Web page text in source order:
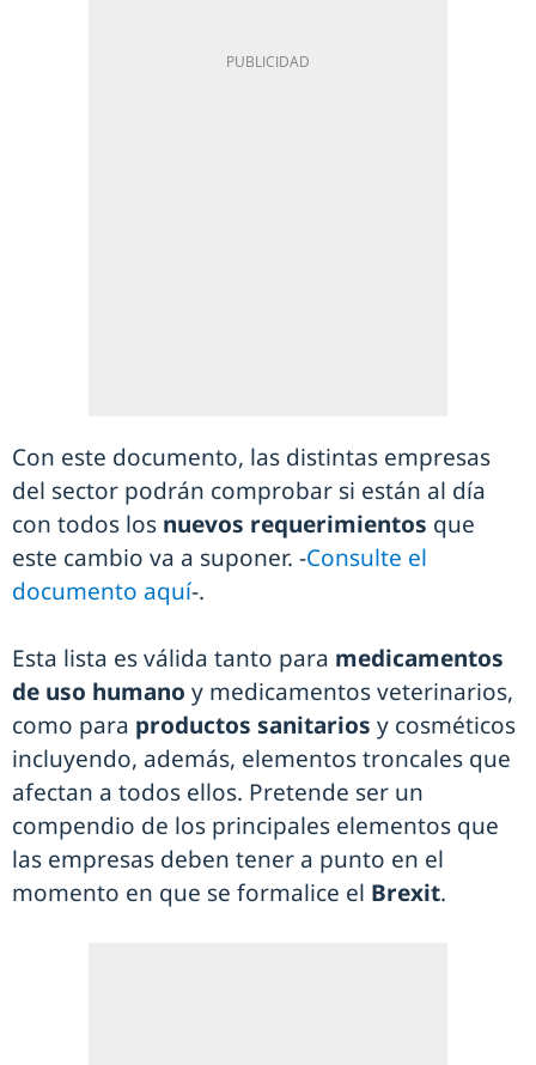
Con este documento, las distintas empresas
del sector podrán comprobar si están al día
con todos los nuevos requerimientos que
este cambio va a suponer. -Consulte el
documento aquí-.
Esta lista es válida tanto para medicamentos
de uso humano y medicamentos veterinarios,
como para productos sanitarios y cosméticos
incluyendo, además, elementos troncales que
afectan a todos ellos. Pretende ser un
compendio de los principales elementos que
las empresas deben tener a punto en el
momento en que se formalice el Brexit.